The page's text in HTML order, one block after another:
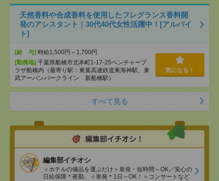
天然香料や合成香料を使用したフレグランス香料開
発のアシスタント｜30代40代女性活躍中！[アルバイ
ト]
[給 与] 時給1,500円～1,700円
[勤務地] 千葉県船橋市北本町1-17-25ベンチャープ
ラザ船橋内（最寄り駅：東葉高速鉄道東海神駅、東
武アーバンパークライン 新船橋駅）
気になる！
すべて見る
編集部イチオシ
＜ホテルの備品を運ぶだけ＞単発・短時間～OK／安心の
日給保障＊夜勤、＜単発＊1日～OK！＞コンサートなど